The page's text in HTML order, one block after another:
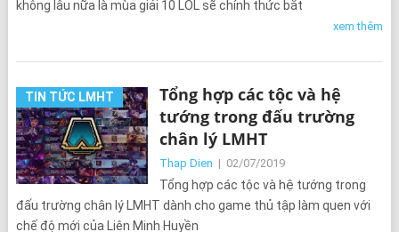
không lâu nữa là mùa giải 10 LOL sẽ chính thức bắt
xem thêm
TIN TỨC LMHT
Tổng hợp các tộc và hệ
tướng trong đấu trường
chân lý LMHT
Thap Dien | 02/07/2019
Tổng hợp các tộc và hệ tướng trong
đấu trường chân lý LMHT dành cho game thủ tập làm quen với
chế độ mới của Liên Minh Huyền